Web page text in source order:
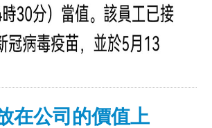
在公司的價值上